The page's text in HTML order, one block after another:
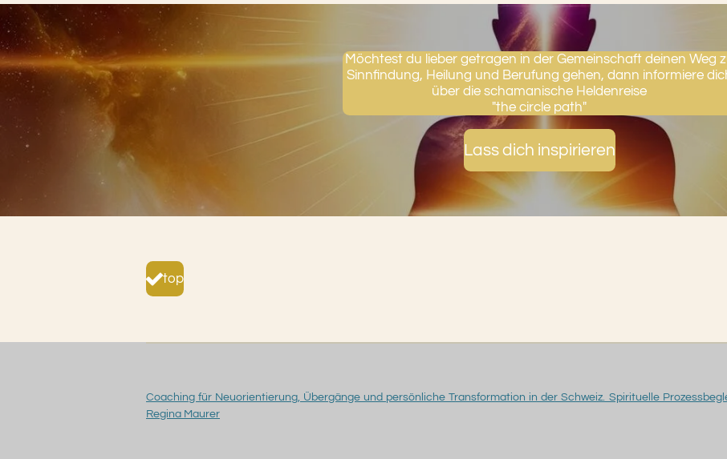
Möchtest du lieber getragen in der Gemeinschaft deinen Weg
Sinnfindung, Heilung und Berufung gehen, dann informiere
über die schamanische Heldenreise
"the circle path"
Lass dich inspirieren
top
Coaching für Neuorientierung, Übergänge und persönliche Transformation in der Schweiz. Spirituelle
Regina Maurer